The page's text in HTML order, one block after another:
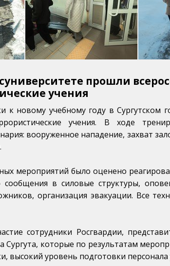
прошли
учения
к новому учебному году в Сургутском
учения. В ходе
вооруженное нападение, захват
мероприятий было оценено
сообщения в силовые структуры,
организация эвакуации. Все
сотрудники Росгвардии,
Сургута, которые по результатам
высокий уровень подготовки